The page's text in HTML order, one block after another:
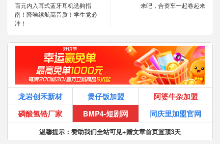
百元内入耳式蓝牙耳机选购指
南！降噪续航高音质！学生党必
冲！
来吧，合资车一起卷起来
龙岩创禾新材 煲仔饭加盟
阿婆牛杂加盟
磷酸氢锆厂家
BMP4-短剧网 同庆里加盟官网
温馨提示：赞助我们全站可见+赠文章首页置顶3天